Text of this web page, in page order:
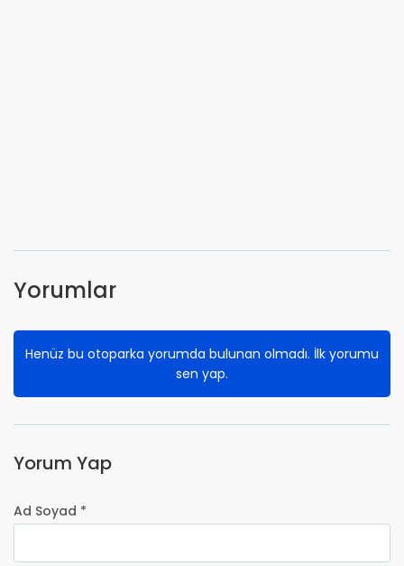
Yorumlar
Henüz bu otoparka yorumda bulunan olmadı. İlk yorumu
sen yap.
Yorum Yap
Ad Soyad *